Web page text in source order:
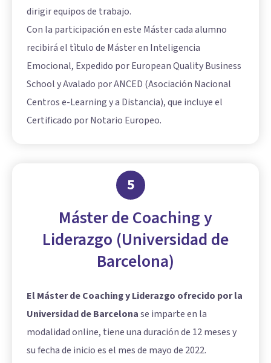
dirigir equipos de trabajo.
Con la participación en este Máster cada alumno
recibirá el tìtulo de Máster en Inteligencia
Emocional, Expedido por European Quality Business
School y Avalado por ANCED (Asociación Nacional
Centros e-Learning y a Distancia), que incluye el
Certificado por Notario Europeo.
5
Máster de Coaching y
Liderazgo (Universidad de
Barcelona)
El Máster de Coaching y Liderazgo ofrecido por la
Universidad de Barcelonase imparte en la
modalidad online, tiene una duración de 12 meses y
su fecha de inicio es el mes de mayo de 2022.